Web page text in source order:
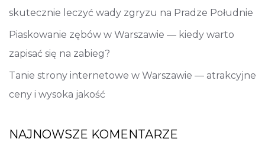
skutecznie leczyć wady zgryzu na Pradze Południe
Piaskowanie zębów w Warszawie — kiedy warto
zapisać się na zabieg?
Tanie strony internetowe w Warszawie — atrakcyjne
ceny i wysoka jakość
NAJNOWSZE KOMENTARZE